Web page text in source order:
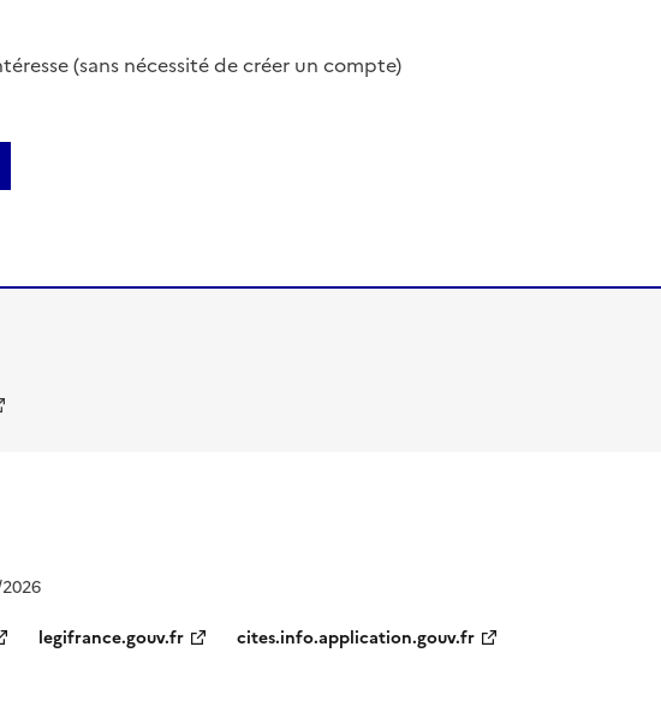
(sans nécessité de créer un compte)
legifrance.gouv.fr cites.info.application.gouv.fr